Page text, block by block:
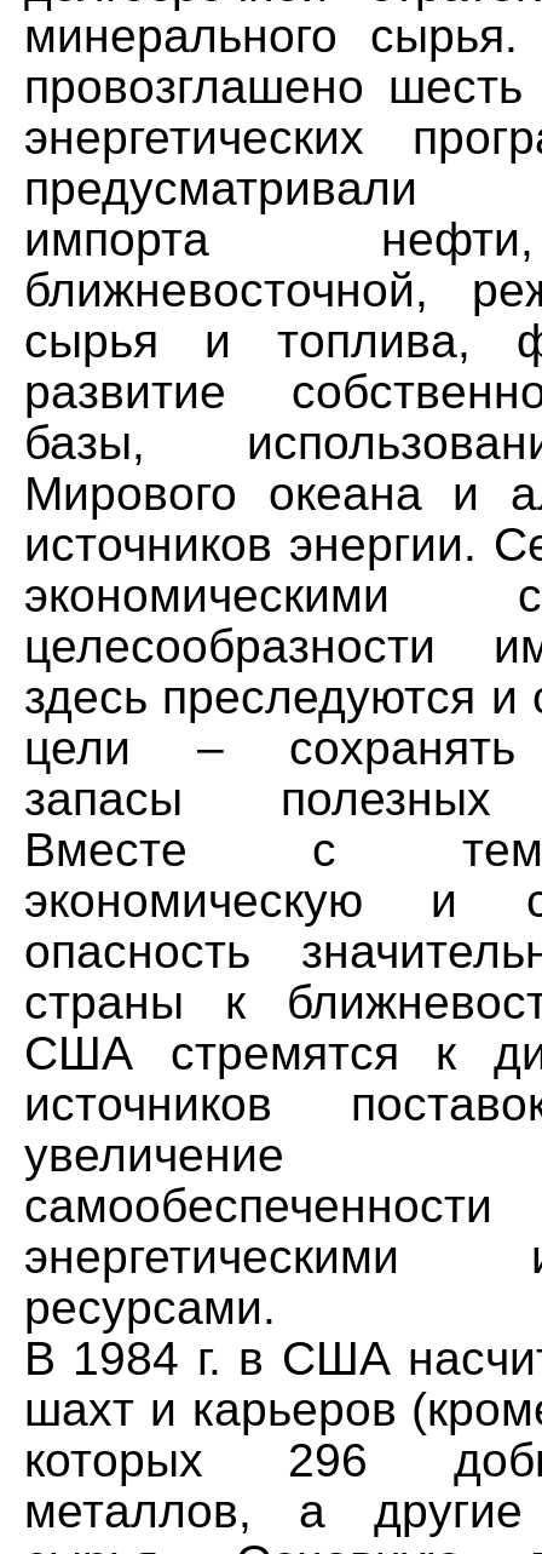
минерального
провозглашено
энергетических
предусматривали
импорта
ближневосточной,
сырья и топлива,
развитие
базы,
Мирового океана и
источников энергии.
экономическими
целесообразности
здесь преследуются и
цели – сохранять
запасы полезных
Вместе с
экономическую и
опасность
страны к
США стремятся к
источников
ресурсами.
В 1984 г. в США
шахт и карьеров
которых 296
металлов, а